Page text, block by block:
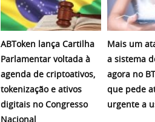
ABToken lança Cartilha
Parlamentar voltada à
agenda de criptoativos,
tokenização e ativos
digitais no Congresso
Nacional
Mais um
a sistema
agora no
que pede
urgente a